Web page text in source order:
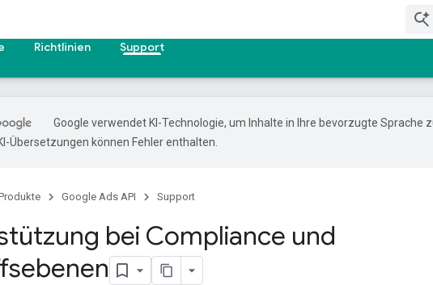
Richtlinien Support
Google verwendet KI-Technologie, um Inhalte in Ihre bevorzugte Sprache
Übersetzungen können Fehler enthalten.
Google Ads API Support
bei Compliance und